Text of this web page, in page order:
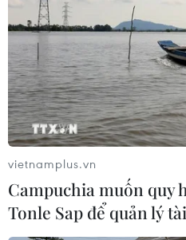
Tăng thêm chuyển
vietnamplus.vn
Campuchia muốn quy
Tonle Sap để quản lý